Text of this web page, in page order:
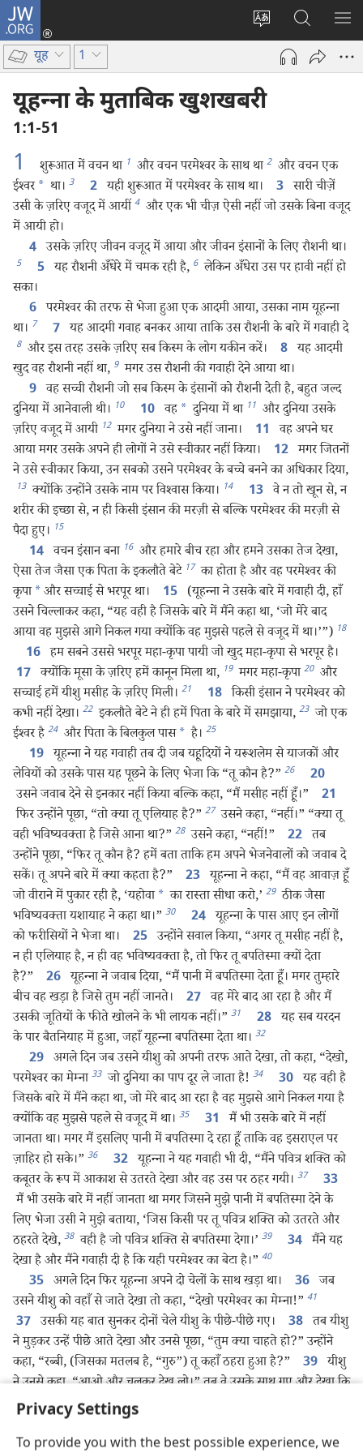
Privacy Settings
To provide you with the best possible experience, we
JW.ORG
वेबसाइट
भाषा
बदलिए
लॉग-
इन
(opens
window)
JW.ORG
खोजें
मैन्यू
यूह 1
यूहन्‍ना के मुताबिक खुशखबरी
1:1-51
1 शुरूआत में वचन था 1 और वचन परमेश्‍वर के साथ था 2 और वचन एक
ईश्‍वर * था। 3 2 यही शुरूआत में परमेश्‍वर के साथ था। 3 सारी चीज़ें
उसी के ज़रिए वजूद में आयीं 4 और एक भी चीज़ ऐसी नहीं जो उसके बिना वजूद
में आयी हो।
4 उसके ज़रिए जीवन वजूद में आया और जीवन इंसानों के लिए रौशनी था।
5 5 यह रौशनी अँधेरे में चमक रही है, 6 लेकिन अँधेरा उस पर हावी नहीं हो
सका।
6 परमेश्‍वर की तरफ से भेजा हुआ एक आदमी आया, उसका नाम यूहन्‍ना
था। 7 7 यह आदमी गवाह बनकर आया ताकि उस रौशनी के बारे में गवाही दे
8 और इस तरह उसके ज़रिए सब किस्म के लोग यकीन करें। 8 यह आदमी
खुद वह रौशनी नहीं था, 9 मगर उस रौशनी की गवाही देने आया था।
9 वह सच्ची रौशनी जो सब किस्म के इंसानों को रौशनी देती है, बहुत जल्द
दुनिया में आनेवाली थी। 10 10 वह * दुनिया में था 11 और दुनिया उसके
ज़रिए वजूद में आयी 12 मगर दुनिया ने उसे नहीं जाना। 11
वह अपने घर
आया मगर उसके अपने ही लोगों ने उसे स्वीकार नहीं किया।
12 मगर जितनों
ने उसे स्वीकार किया, उन सबको उसने परमेश्‍वर के बच्चे बनने का अधिकार दिया,
13 क्योंकि उन्होंने उसके नाम पर विश्‍वास किया। 14 13 वे न तो खून से, न
शरीर की इच्छा से, न ही किसी इंसान की मरज़ी से बल्कि परमेश्‍वर की मरज़ी से
पैदा हुए। 15
14 वचन इंसान बना 16 और हमारे बीच रहा और हमने उसका तेज देखा,
ऐसा तेज जैसा एक पिता के इकलौते बेटे 17 का होता है और वह परमेश्‍वर की
कृपा *और सच्चाई से भरपूर था। 15
(यूहन्‍ना ने उसके बारे में गवाही दी, हाँ
उसने चिल्लाकर कहा, “यह वही है जिसके बारे में मैंने कहा था, ‘जो मेरे बाद
आया वह मुझसे आगे निकल गया क्योंकि वह मुझसे पहले से वजूद में था।’”) 18
16 हम सबने उससे भरपूर महा-कृपा पायी जो खुद महा-कृपा से भरपूर है।
17 क्योंकि मूसा के ज़रिए हमें कानून मिला था, 19 मगर महा-कृपा 20 और
सच्चाई हमें यीशु मसीह के ज़रिए मिली। 21 18 किसी इंसान ने परमेश्‍वर को
कभी नहीं देखा। 22 इकलौते बेटे ने ही हमें पिता के बारे में समझाया, 23 जो एक
ईश्‍वर है 24 और पिता के बिलकुल पास * है। 25
19 यूहन्‍ना ने यह गवाही तब दी जब यहूदियों ने यरूशलेम से याजकों और
लेवियों को उसके पास यह पूछने के लिए भेजा कि “तू कौन है?” 26 20
उसने जवाब देने से इनकार नहीं किया बल्कि कहा, “मैं मसीह नहीं हूँ।” 21
फिर उन्होंने पूछा, “तो क्या तू एलियाह है?” 27 उसने कहा, “नहीं।” “क्या तू
वही भविष्यवक्‍ता है जिसे आना था?” 28 उसने कहा, “नहीं!” 22 तब
उन्होंने पूछा, “फिर तू कौन है? हमें बता ताकि हम अपने भेजनेवालों को जवाब दे
सकें। तू अपने बारे में क्या कहता है?”
23 यूहन्‍ना ने कहा, “मैं वह आवाज़ हूँ
जो वीराने में पुकार रही है, ‘यहोवा * का रास्ता सीधा करो,’ 29 ठीक जैसा
भविष्यवक्‍ता यशायाह ने कहा था।” 30 24 यूहन्‍ना के पास आए इन लोगों
को फरीसियों ने भेजा था।
25 उन्होंने सवाल किया, “अगर तू मसीह नहीं है,
न ही एलियाह है, न ही वह भविष्यवक्‍ता है, तो फिर तू बपतिस्मा क्यों देता
है?”
26 यूहन्‍ना ने जवाब दिया, “मैं पानी में बपतिस्मा देता हूँ। मगर तुम्हारे
बीच वह खड़ा है जिसे तुम नहीं जानते।
27 वह मेरे बाद आ रहा है और मैं
उसकी जूतियों के फीते खोलने के भी लायक नहीं।” 31 28 यह सब यरदन
के पार बैतनियाह में हुआ, जहाँ यूहन्‍ना बपतिस्मा देता था। 32
29 अगले दिन जब उसने यीशु को अपनी तरफ आते देखा, तो कहा, “देखो,
परमेश्‍वर का मेम्ना 33 जो दुनिया का पाप दूर ले जाता है! 34 30 यह वही है
जिसके बारे में मैंने कहा था, जो मेरे बाद आ रहा है वह मुझसे आगे निकल गया है
क्योंकि वह मुझसे पहले से वजूद में था। 35 31
मैं भी उसके बारे में नहीं
जानता था। मगर मैं इसलिए पानी में बपतिस्मा दे रहा हूँ ताकि वह इसराएल पर
ज़ाहिर हो सके।” 36 32 यूहन्‍ना ने यह गवाही भी दी, “मैंने पवित्र शक्‍ति को
कबूतर के रूप में आकाश से उतरते देखा और वह उस पर ठहर गयी। 37 33
मैं भी उसके बारे में नहीं जानता था मगर जिसने मुझे पानी में बपतिस्मा देने के
लिए भेजा उसी ने मुझे बताया, ‘जिस किसी पर तू पवित्र शक्‍ति को उतरते और
ठहरते देखे, 38 वही है जो पवित्र शक्‍ति से बपतिस्मा देगा।’ 39 34 मैंने यह
देखा है और मैंने गवाही दी है कि यही परमेश्‍वर का बेटा है।” 40
35 अगले दिन फिर यूहन्‍ना अपने दो चेलों के साथ खड़ा था। 36 जब
उसने यीशु को वहाँ से जाते देखा तो कहा, “देखो परमेश्‍वर का मेम्ना!” 41
37 उसकी यह बात सुनकर दोनों चेले यीशु के पीछे-पीछे गए। 38 तब यीशु
ने मुड़कर उन्हें पीछे आते देखा और उनसे पूछा, “तुम क्या चाहते हो?” उन्होंने
कहा, “रब्बी, (जिसका मतलब है, “गुरु”) तू कहाँ ठहरा हुआ है?”
39 यीशु
ने उनसे कहा, “आओ और चलकर देख लो।” तब वे उसके साथ गए और देखा कि
वह कहाँ ठहरा हुआ है और उस दिन वे उसी के साथ ठहरे। यह दिन का करीब
*था।
यूहन्‍ना की बात सुनकर यीशु के पीछे जानेवाले इन दो
जनों में से एक का नाम अन्द्रियास 42 था जो शमौन पतरस का भाई था। 41